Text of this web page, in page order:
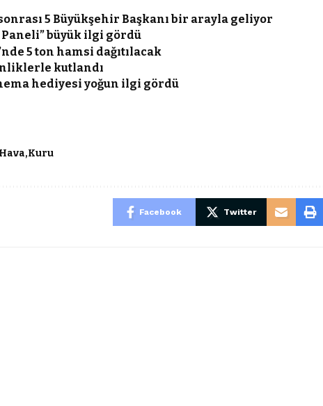
5 Büyükşehir Başkanı bir arayla geliyor
Paneli” büyük ilgi gördü
5 ton hamsi dağıtılacak
kutlandı
hediyesi yoğun ilgi gördü
Hava Kuru
Facebook Twitter